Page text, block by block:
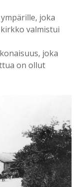
joka
valmistui
joka
on ollut